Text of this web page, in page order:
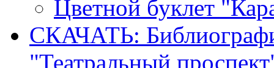
Цветной буклет
СКАЧАТЬ:
"Театральный